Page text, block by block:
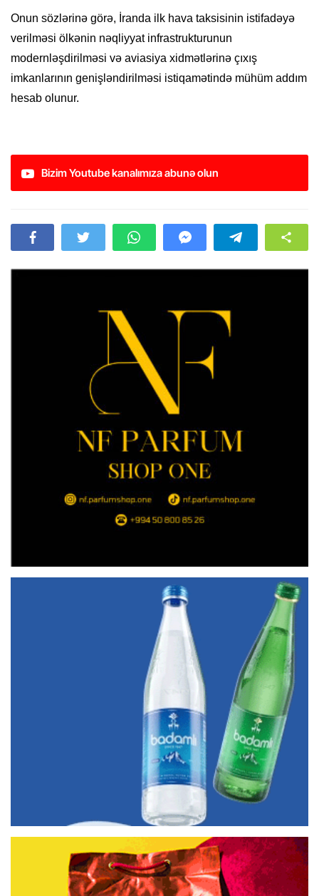
Onun sözlərinə görə, İranda ilk hava taksisinin istifadəyə
verilməsi ölkənin nəqliyyat infrastrukturunun
modernləşdirilməsi və aviasiya xidmətlərinə çıxış
imkanlarının genişləndirilməsi istiqamətində mühüm addım
hesab olunur.
Bizim Youtube kanalımıza abunə olun